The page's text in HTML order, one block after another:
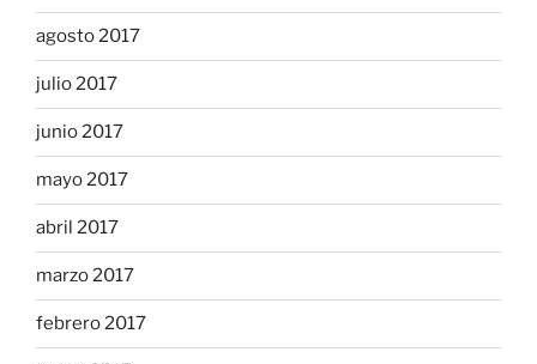
agosto 2017
julio 2017
junio 2017
mayo 2017
abril 2017
marzo 2017
febrero 2017